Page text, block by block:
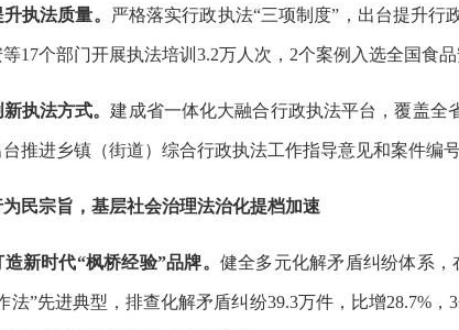
升执法质量。 严格落实行政执法“三项制度”，出台提升行
17个部门开展执法培训3.2万人次，2个案例入选全国食
新执法方式。建成省一体化大融合行政执法平台，覆盖全
推进乡镇（街道）综合行政执法工作指导意见和案件编
民宗旨，基层社会治理法治化提档加速
造新时代“枫桥经验”品牌。 健全多元化解矛盾纠纷体系，
法”先进典型，排查化解矛盾纠纷39.3万件，比增28.7%